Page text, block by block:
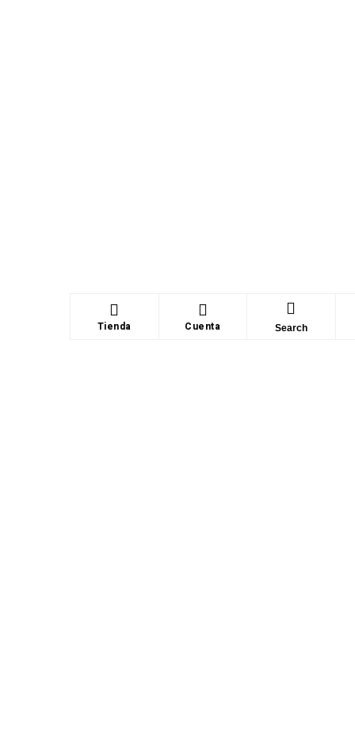
Tienda Cuenta Search